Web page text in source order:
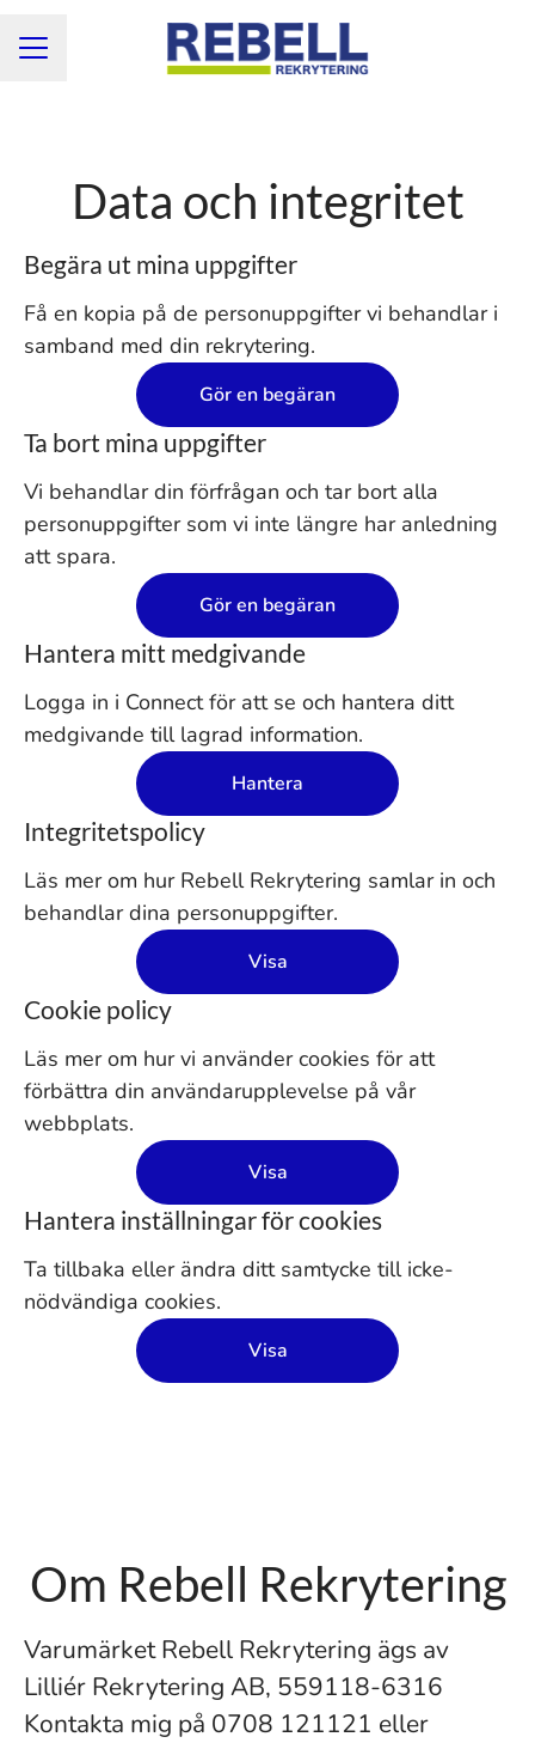
KARRIÄRMENY
Data och integritet
Begära ut mina uppgifter
Få en kopia på de personuppgifter vi behandlar i
samband med din rekrytering.
Gör en begäran
Ta bort mina uppgifter
Vi behandlar din förfrågan och tar bort alla
personuppgifter som vi inte längre har anledning
att spara.
Gör en begäran
Hantera mitt medgivande
Logga in i Connect för att se och hantera ditt
medgivande till lagrad information.
Hantera
Integritetspolicy
Läs mer om hur Rebell Rekrytering samlar in och
behandlar dina personuppgifter.
Visa
Cookie policy
Läs mer om hur vi använder cookies för att
förbättra din användarupplevelse på vår
webbplats.
Visa
Hantera inställningar för cookies
Ta tillbaka eller ändra ditt samtycke till icke-
nödvändiga cookies.
Visa
Om Rebell Rekrytering
Varumärket Rebell Rekrytering ägs av
Lilliér Rekrytering AB, 559118-6316
Kontakta mig på 0708 121121 eller